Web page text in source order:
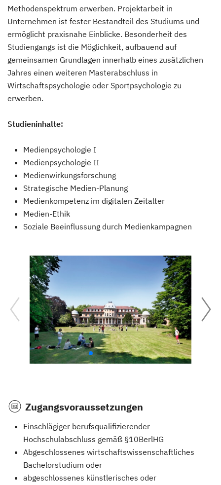
Methodenspektrum erwerben. Projektarbeit in
Unternehmen ist fester Bestandteil des Studiums und
ermöglicht praxisnahe Einblicke. Besonderheit des
Studiengangs ist die Möglichkeit, aufbauend auf
gemeinsamen Grundlagen innerhalb eines zusätzlichen
Jahres einen weiteren Masterabschluss in
Wirtschaftspsychologie oder Sportpsychologie zu
erwerben.
Studieninhalte:
Medienpsychologie I
Medienpsychologie II
Medienwirkungsforschung
Strategische Medien-Planung
Medienkompetenz im digitalen Zeitalter
Medien-Ethik
Soziale Beeinflussung durch Medienkampagnen
Zugangsvoraussetzungen
Einschlägiger berufsqualifizierender
Hochschulabschluss gemäß §10BerlHG
Abgeschlossenes wirtschaftswissenschaftliches
Bachelorstudium oder
abgeschlossenes künstlerisches oder